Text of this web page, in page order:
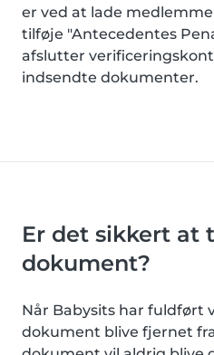
er ved at lade
tilføje "Antecedentes
afslutter
indsendte dokumenter.
Er det sikkert at
dokument?
Når Babysits har fuldført
dokument blive fjernet